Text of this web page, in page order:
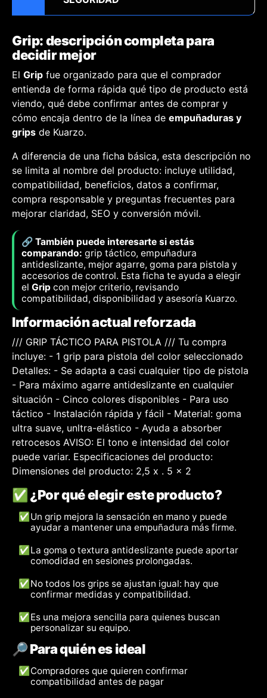
Grip: descripción completa para
decidir mejor
El Grip fue organizado para que el comprador
entienda de forma rápida qué tipo de producto está
viendo, qué debe confirmar antes de comprar y
cómo encaja dentro de la línea de empuñaduras y
grips de Kuarzo.
A diferencia de una ficha básica, esta descripción no
se limita al nombre del producto: incluye utilidad,
compatibilidad, beneficios, datos a confirmar,
compra responsable y preguntas frecuentes para
mejorar claridad, SEO y conversión móvil.
🔗 También puede interesarte si estás
comparando: grip táctico, empuñadura
antideslizante, mejor agarre, goma para pistola y
accesorios de control. Esta ficha te ayuda a elegir
el Grip con mejor criterio, revisando
compatibilidad, disponibilidad y asesoría Kuarzo.
Información actual reforzada
/// GRIP TÁCTICO PARA PISTOLA /// Tu compra
incluye: - 1 grip para pistola del color seleccionado
Detalles: - Se adapta a casi cualquier tipo de pistola
- Para máximo agarre antideslizante en cualquier
situación - Cinco colores disponibles - Para uso
táctico - Instalación rápida y fácil - Material: goma
ultra suave, unltra-elástico - Ayuda a absorber
retrocesos AVISO: El tono e intensidad del color
puede variar. Especificaciones del producto:
Dimensiones del producto: 2,5 x . 5 x 2
✅ ¿Por qué elegir este producto?
✅ Un grip mejora la sensación en mano y puede
ayudar a mantener una empuñadura más firme.
✅ La goma o textura antideslizante puede aportar
comodidad en sesiones prolongadas.
✅ No todos los grips se ajustan igual: hay que
confirmar medidas y compatibilidad.
✅ Es una mejora sencilla para quienes buscan
personalizar su equipo.
🔎 Para quién es ideal
✅ Compradores que quieren confirmar
compatibilidad antes de pagar